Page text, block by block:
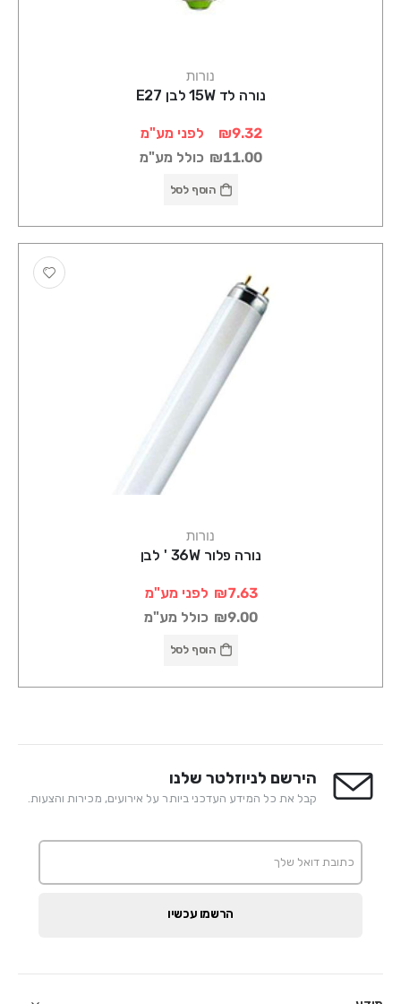
נורות
נורה לד 15W לבן E27
₪9.32
לפני מע"מ
₪11.00 כולל מע"מ
הוסף לסל
נורות
נורה פלור 36W ' לבן
₪7.63 לפני מע"מ
₪9.00 כולל מע"מ
הוסף לסל
הירשם לניוזלטר שלנו
קבל את כל המידע העדכני ביותר על אירועים, מכירות והצעות.
הרשמו עכשיו